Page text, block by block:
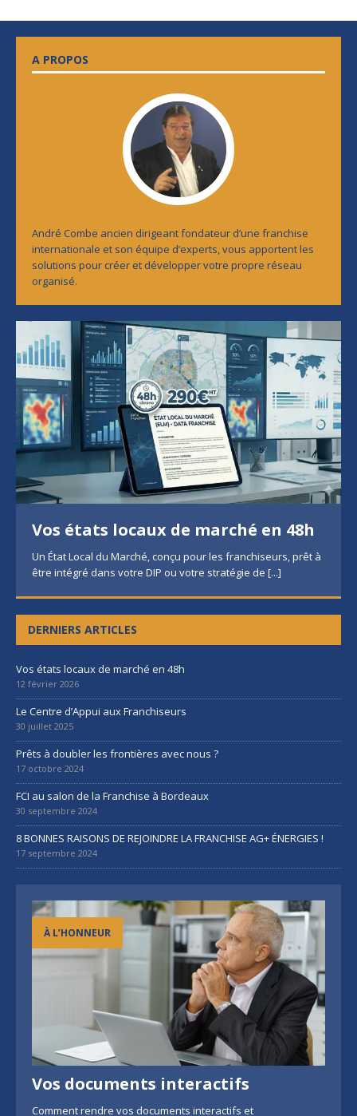
A PROPOS
André Combe ancien dirigeant fondateur d’une franchise
internationale et son équipe d’experts, vous apportent les
solutions pour créer et développer votre propre réseau
organisé.
Vos états locaux de marché en 48h
Un État Local du Marché, conçu pour les franchiseurs, prêt à
être intégré dans votre DIP ou votre stratégie de [...]
DERNIERS ARTICLES
Vos états locaux de marché en 48h
12 février 2026
Le Centre d’Appui aux Franchiseurs
30 juillet 2025
Prêts à doubler les frontières avec nous ?
17 octobre 2024
FCI au salon de la Franchise à Bordeaux
30 septembre 2024
8 BONNES RAISONS DE REJOINDRE LA FRANCHISE AG+ ÉNERGIES !
17 septembre 2024
À L’HONNEUR
Vos documents interactifs
Comment rendre vos documents interactifs et